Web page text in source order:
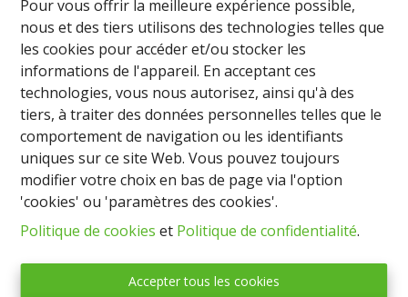
Pour vous offrir la meilleure expérience possible,
nous et des tiers utilisons des technologies telles que
les cookies pour accéder et/ou stocker les
informations de l'appareil. En acceptant ces
technologies, vous nous autorisez, ainsi qu'à des
tiers, à traiter des données personnelles telles que le
comportement de navigation ou les identifiants
uniques sur ce site Web. Vous pouvez toujours
modifier votre choix en bas de page via l'option
'cookies' ou 'paramètres des cookies'.
Politique de cookies et Politique de confidentialité.
Accepter tous les cookies
Chauffage collectif au mazout - PEB de classe D
Appartement libre actuellement.
Emplacement de parking et cave privative.
Possibilité de bénéficier de la réduction des droits
d'enregistrement à 3% (sous conditions).
Partager